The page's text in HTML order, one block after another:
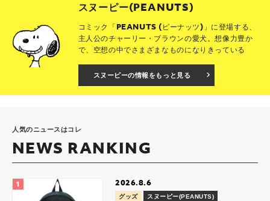
スヌーピー(PEANUTS)
コミック「PEANUTS (ピーナッツ)」に登場する、
主人公のチャーリー・ブラウンの愛犬。想像力豊か
で、空想の中でさまざまなものになりきっている
スヌーピーの情報をもっと見る
人気のニュースはコレ
NEWS RANKING
2026.8.6
グッズ スヌーピー(PEANUTS)